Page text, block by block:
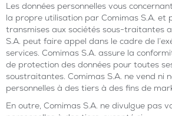
Les données personnelles vous
la propre utilisation par Comimas S.A. et
transmises aux sociétés sous-traitantes
S.A. peut faire appel dans le cadre de
services. Comimas S.A. assure la
de protection des données pour toutes
soustraitantes. Comimas S.A. ne vend ni
personnelles à des tiers à des fins de
En outre, Comimas S.A. ne divulgue pas